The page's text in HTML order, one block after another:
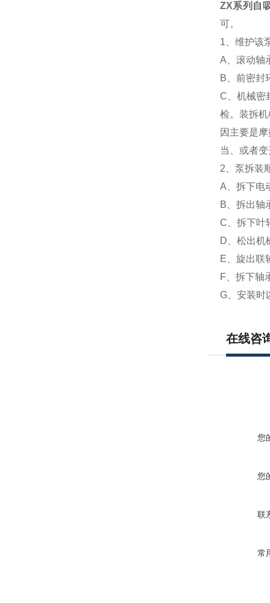
ZX系列自
可。
1、维护该
A、滚动轴
B、前密封
C、机械密
检。装拆
因主要是
当、或者
2、泵拆装
A、拆下电
B、拆出轴
C、拆下叶
D、松出机
E、旋出联
F、拆下轴
G、安装时
在线咨
您
您
联
常